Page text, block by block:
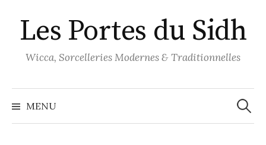
au
contenu
Les Portes du Sidh
Wicca, Sorcelleries Modernes & Traditionnelles
MENU